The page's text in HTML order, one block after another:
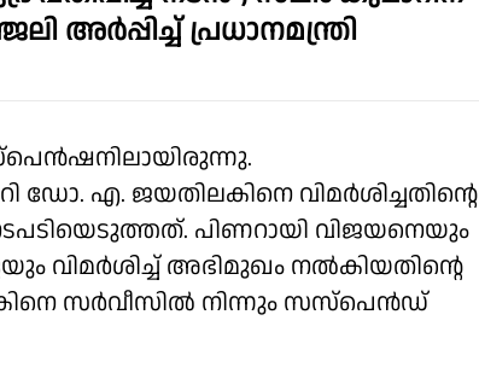
അര്‍പ്പിച്ച് പ്രധാനമന്ത്രി
ഡോ. എ. ജയതിലകിനെ വിമർശിച്ചതിൻ്റെ
പിണറായി വിജയനെയും
വിമർശിച്ച് അഭിമുഖം നൽകിയതിൻ്റെ
സർവീസിൽ നിന്നും സസ്പെൻഡ്